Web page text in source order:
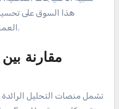
هذا السوق على
العملاء، وتحسين الأداء المالي.
مقارنة
تشمل منصات التحليل